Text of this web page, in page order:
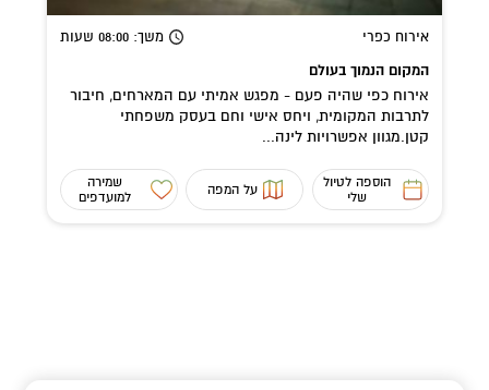
אירוח כפרי משך: 08:00 שעות
המקום הנמוך בעולם
אירוח כפי שהיה פעם - מפגש אמיתי עם המארחים, חיבור
לתרבות המקומית, ויחס אישי וחם בעסק משפחתי
קטן.מגוון אפשרויות לינה...
הוספה לטיול
שלי
על המפה
שמירה
למועדפים